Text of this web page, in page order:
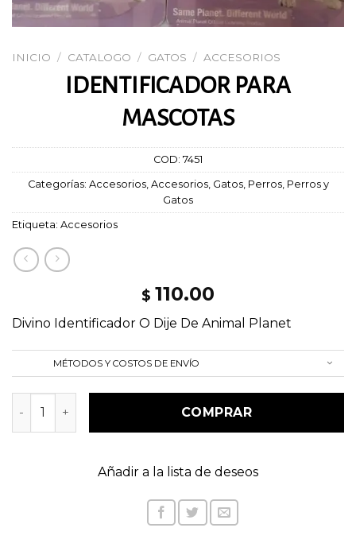
INICIO / CATALOGO / GATOS / ACCESORIOS
IDENTIFICADOR PARA
MASCOTAS
COD: 7451
Categorías: Accesorios, Accesorios, Gatos, Perros, Perros y
Gatos
Etiqueta: Accesorios
$ 110.00
Divino Identificador O Dije De Animal Planet
MÉTODOS Y COSTOS DE ENVÍO
COMPRAR
Añadir a la lista de deseos